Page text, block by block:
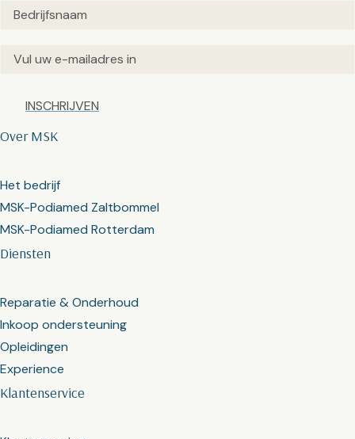
Klantenservice
Diensten
Reparatie & Onderhoud
Inkoop ondersteuning
Opleidingen
Experience
Over MSK
Het bedrijf
MSK-Podiamed Zaltbommel
MSK-Podiamed Rotterdam
Untitled(Vereist)
Email(Vereist)
Captcha